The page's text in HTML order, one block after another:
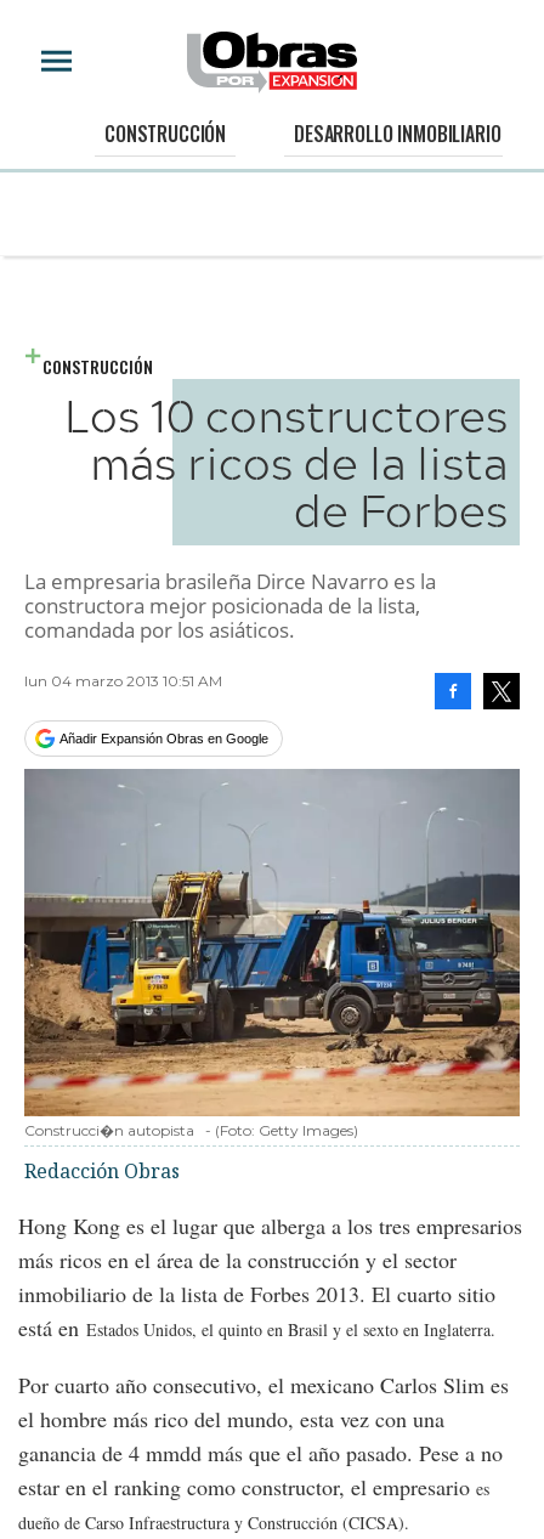
CONSTRUCCIÓN DESARROLLO INMOBILIARIO
CONSTRUCCIÓN
Los 10 constructores
más ricos de la lista
de Forbes
La empresaria brasileña Dirce Navarro es la
constructora mejor posicionada de la lista,
comandada por los asiáticos.
lun 04 marzo 2013 10:51 AM
Añadir Expansión Obras en Google
Construcci�n autopista - (Foto: Getty Images)
Redacción Obras
Hong Kong es el lugar que alberga a los tres empresarios
más ricos en el área de la construcción y el sector
inmobiliario de la lista de Forbes 2013. El cuarto sitio
está en Estados Unidos, el quinto en Brasil y el sexto en Inglaterra.
Por cuarto año consecutivo, el mexicano Carlos Slim es
el hombre más rico del mundo, esta vez con una
ganancia de 4 mmdd más que el año pasado. Pese a no
estar en el ranking como constructor, el empresario es
dueño de Carso Infraestructura y Construcción (CICSA).